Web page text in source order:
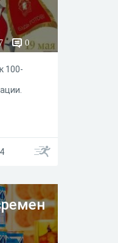
0
100-
4